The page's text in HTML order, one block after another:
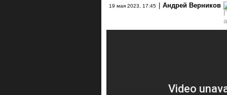
19 мая 2023, 17:45 Андрей Верников